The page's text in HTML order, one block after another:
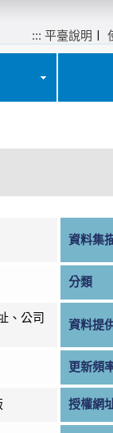
::: 平臺說明 〡
資料集
分類
、公司
資料提
更新頻
授權網